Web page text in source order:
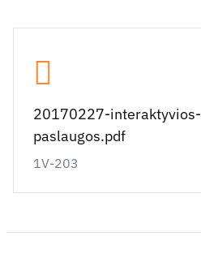
20170227-interaktyvios-
paslaugos.pdf
1V-203